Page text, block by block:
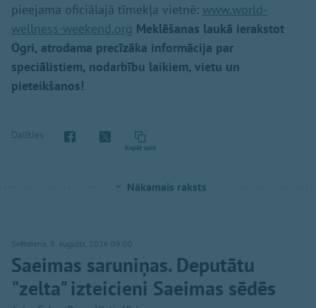
pieejama oficiālajā tīmekļa vietnē: www.world-
wellness-weekend.org Meklēšanas laukā ierakstot
Ogri, atrodama precīzāka informācija par
speciālistiem, nodarbību laikiem, vietu un
pieteikšanos!
Dalīties
Kopēt saiti
Nākamais raksts
Svētdiena, 9. augusts, 2026 09:00
Saeimas saruniņas. Deputātu
"zelta" izteicieni Saeimas sēdēs